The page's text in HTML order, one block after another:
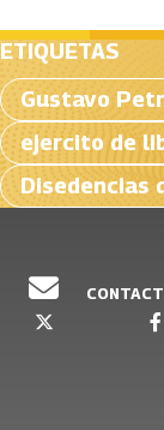
ETIQUETAS
Gustavo
ejercito de
Disedencias